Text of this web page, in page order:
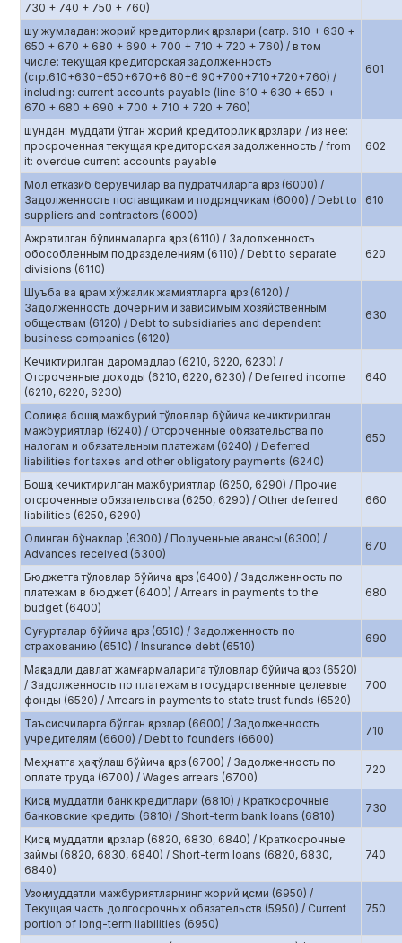
730 + 740 + 750 + 760)
шу жумладан: жорий кредиторлик қарзлари (сатр. 610 + 630 +
650 + 670 + 680 + 690 + 700 + 710 + 720 + 760) / в том
числе: текущая кредиторская задолженность
(стр.610+630+650+670+6 80+6 90+700+710+720+760) /
including: current accounts payable (line 610 + 630 + 650 +
670 + 680 + 690 + 700 + 710 + 720 + 760)
601
шундан: муддати ўтган жорий кредиторлик қарзлари / из нее:
просроченная текущая кредиторская задолженность / from
it: overdue current accounts payable
602
Мол етказиб берувчилар ва пудратчиларга қарз (6000) /
Задолженность поставщикам и подрядчикам (6000) / Debt to
suppliers and contractors (6000)
610
Ажратилган бўлинмаларга қарз (6110) / Задолженность
обособленным подразделениям (6110) / Debt to separate
divisions (6110)
620
Шуъба ва қарам хўжалик жамиятларга қарз (6120) /
Задолженность дочерним и зависимым хозяйственным
обществам (6120) / Debt to subsidiaries and dependent
business companies (6120)
630
Кечиктирилган даромадлар (6210, 6220, 6230) /
Отсроченные доходы (6210, 6220, 6230) / Deferred income
(6210, 6220, 6230)
640
Солиқ ва бошқа мажбурий тўловлар бўйича кечиктирилган
мажбуриятлар (6240) / Отсроченные обязательства по
налогам и обязательным платежам (6240) / Deferred
liabilities for taxes and other obligatory payments (6240)
650
Бошқа кечиктирилган мажбуриятлар (6250, 6290) / Прочие
отсроченные обязательства (6250, 6290) / Other deferred
liabilities (6250, 6290)
660
Олинган бўнаклар (6300) / Полученные авансы (6300) /
Advances received (6300)
670
Бюджетга тўловлар бўйича қарз (6400) / Задолженность по
платежам в бюджет (6400) / Arrears in payments to the
budget (6400)
680
Суғурталар бўйича қарз (6510) / Задолженность по
страхованию (6510) / Insurance debt (6510)
690
Мақсадли давлат жамғармаларига тўловлар бўйича қарз (6520)
/ Задолженность по платежам в государственные целевые
фонды (6520) / Arrears in payments to state trust funds (6520)
700
Таъсисчиларга бўлган қарзлар (6600) / Задолженность
учредителям (6600) / Debt to founders (6600)
710
Меҳнатга ҳақ тўлаш бўйича қарз (6700) / Задолженность по
оплате труда (6700) / Wages arrears (6700)
720
Қисқа муддатли банк кредитлари (6810) / Краткосрочные
банковские кредиты (6810) / Short-term bank loans (6810)
730
Қисқа муддатли қарзлар (6820, 6830, 6840) / Краткосрочные
займы (6820, 6830, 6840) / Short-term loans (6820, 6830,
6840)
740
Узоқ муддатли мажбуриятларнинг жорий қисми (6950) /
Текущая часть долгосрочных обязательств (5950) / Current
portion of long-term liabilities (6950)
750